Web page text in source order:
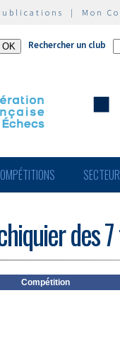
| Mon
Rechercher un club
des
Compétition